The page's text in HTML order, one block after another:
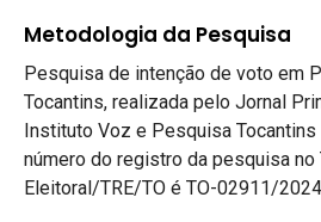
Metodologia da Pesquisa
Pesquisa de intenção de voto em
Tocantins, realizada pelo Jornal
Instituto Voz e Pesquisa Tocantins
número do registro da pesquisa no
Eleitoral/TRE/TO é TO-02911/